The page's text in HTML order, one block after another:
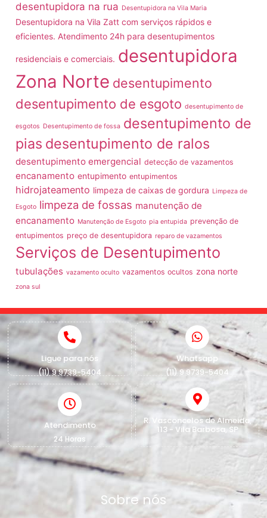
desentupidora na rua Desentupidora na Vila Maria
Desentupidora na Vila Zatt com serviços rápidos e
eficientes. Atendimento 24h para desentupimentos
residenciais e comerciais. desentupidora
Zona Norte desentupimento
desentupimento de esgoto desentupimento de
esgotos Desentupimento de fossa desentupimento de
pias desentupimento de ralos
desentupimento emergencial detecção de vazamentos
encanamento entupimento entupimentos
hidrojateamento limpeza de caixas de gordura Limpeza de
Esgoto limpeza de fossas manutenção de
encanamento Manutenção de Esgoto pia entupida prevenção de
entupimentos preço de desentupidora reparo de vazamentos
Serviços de Desentupimento
tubulações vazamento oculto vazamentos ocultos zona norte
zona sul
Ligue para nós
(11) 9 9739-5404
Whatsapp
(11) 9 9739-5404
Atendimento
24 Horas
R. Vasconcelos de Almeida,
113 - Vila Barbosa, SP
Sobre nós